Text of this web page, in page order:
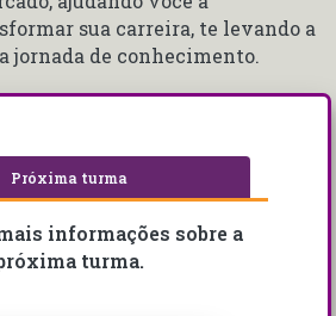
sua carreira, te levando a
jornada de conhecimento.
Próxima turma
informações sobre a
turma.